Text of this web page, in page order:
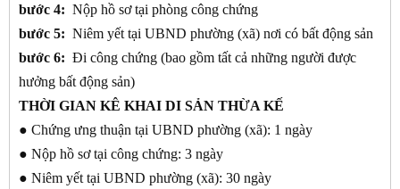
bước 4: Nộp hồ sơ tại phòng công chứng
bước 5: Niêm yết tại UBND phường (xã) nơi có bất động sản
bước 6: Đi công chứng (bao gồm tất cả những người được
hưởng bất động sản)
THỜI GIAN KÊ KHAI DI SẢN THỪA KẾ
● Chứng ưng thuận tại UBND phường (xã): 1 ngày
● Nộp hồ sơ tại công chứng: 3 ngày
● Niêm yết tại UBND phường (xã): 30 ngày